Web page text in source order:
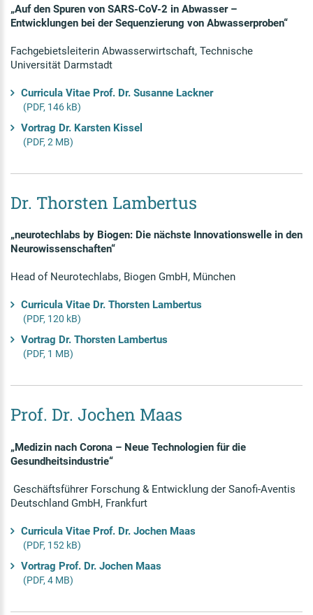
„Auf den Spuren von SARS-CoV-2 in Abwasser –
Entwicklungen bei der Sequenzierung von Abwasserproben“
Fachgebietsleiterin Abwasserwirtschaft, Technische
Universität Darmstadt
Curricula Vitae Prof. Dr. Susanne Lackner
(PDF, 146 kB)
Vortrag Dr. Karsten Kissel
(PDF, 2 MB)
Dr. Thorsten Lambertus
„neurotechlabs by Biogen: Die nächste Innovationswelle in den
Neurowissenschaften“
Head of Neurotechlabs, Biogen GmbH, München
Curricula Vitae Dr. Thorsten Lambertus
(PDF, 120 kB)
Vortrag Dr. Thorsten Lambertus
(PDF, 1 MB)
Prof. Dr. Jochen Maas
„Medizin nach Corona – Neue Technologien für die
Gesundheitsindustrie“
Geschäftsführer Forschung & Entwicklung der Sanofi-Aventis
Deutschland GmbH, Frankfurt
Curricula Vitae Prof. Dr. Jochen Maas
(PDF, 152 kB)
Vortrag Prof. Dr. Jochen Maas
(PDF, 4 MB)